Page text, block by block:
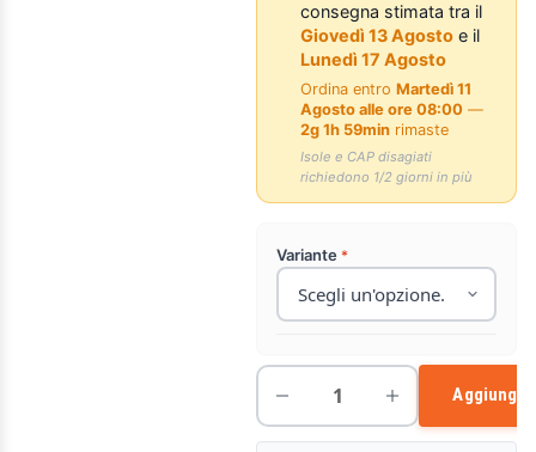
consegna stimata tra il
Giovedì 13 Agosto e il
Lunedì 17 Agosto
Ordina entroMartedì 11
Agosto alle ore 08:00 —
2g 1h 59min rimaste
Isole e CAP disagiati
richiedono 1/2 giorni in più
Variante
Aggiungi